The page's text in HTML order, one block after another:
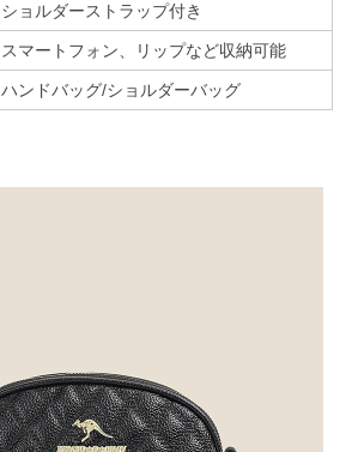
ショルダーストラップ付き
スマートフォン、リップなど収納可能
ハンドバッグ/ショルダーバッグ